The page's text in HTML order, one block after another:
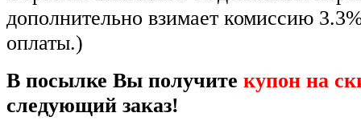
дополнительно взимает комиссию
оплаты.)
В посылке Вы получите купон на
следующий заказ!